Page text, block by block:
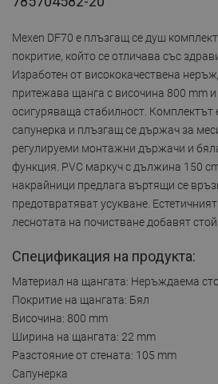
Mexen DF70 е плъзгащ се душ
покритие, който се отличава със
Изработен от висококачествена
притежава щанга с височина 800 mm
осигуряваща стабилност. Комплектът
сапунерка и плъзгащ се държач за
регулируеми монтажни държачи и
функция. PVC маркуч с дължина 150
накрайници предлага въртящи се
предотвратяват усукване.
леснотата на почистване добавят
Спецификация на продукта:
Материал на щангата: Неръждаема
Покритие на щангата: Бял
Височина: 800 mm
Ширина на щангата: 22 mm
Разстояние от стената: 105 mm
Сапунерка